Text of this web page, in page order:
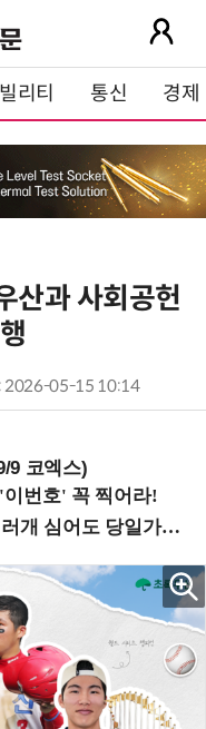
리티 통신 경제
산과 사회공헌
2026-05-15 10:14
9 코엑스)